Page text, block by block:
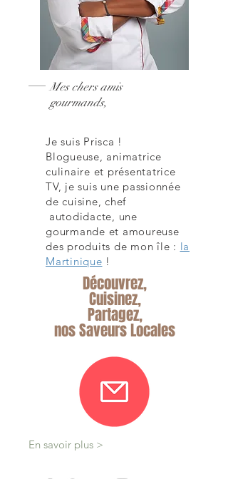
Mes chers amis
gourmands,
Je suis Prisca !
Blogueuse, animatrice
culinaire et présentatrice
TV, je suis une passionnée
de cuisine, chef
autodidacte, une
gourmande et amoureuse
des produits de mon île : la
Martinique !
Découvrez,
Cuisinez,
Partagez,
nos Saveurs Locales
En savoir plus >